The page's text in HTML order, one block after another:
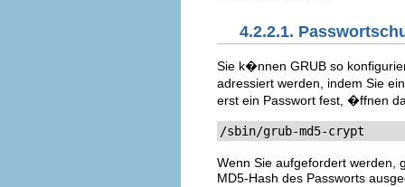
4.2.2.1.
Sie k�nnen GRUB so
adressiert werden, indem Sie
erst ein Passwort fest, �ffnen
/sbin/grub-md5-crypt
Wenn Sie aufgefordert
MD5-Hash des Passworts